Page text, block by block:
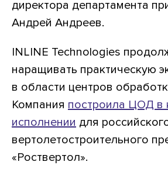
директора департамента
Андрей Андреев.
INLINE Technologies
наращивать практическую
в области центров
Компания построила ЦОД в
исполнении для
вертолетостроительного
«Роствертол».